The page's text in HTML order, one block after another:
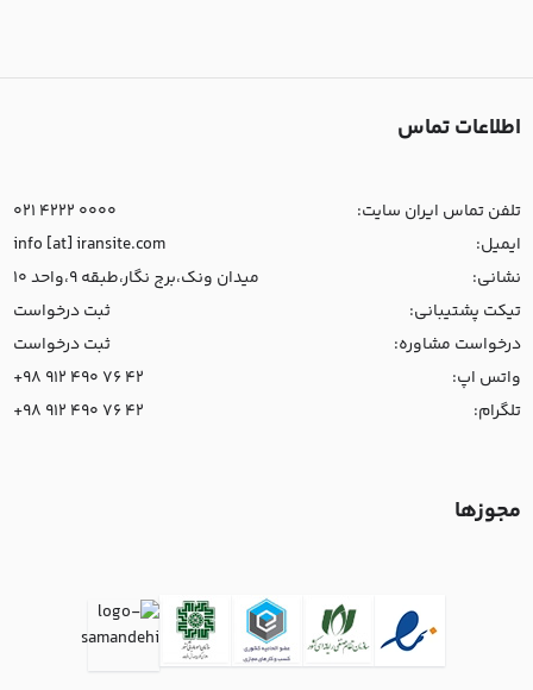
اطلاعات تماس
تلفن تماس ایران سایت:
021 4222 0000
ایمیل:
info [at] iransite.com
نشانی:
میدان ونک،برج نگار،طبقه 9،واحد 10
تیکت پشتیبانی:
ثبت درخواست
درخواست مشاوره:
ثبت درخواست
واتس اپ:
+98 912 490 76 42
تلگرام:
+98 912 490 76 42
مجوزها